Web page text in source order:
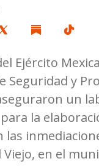
Ejército
Seguridad y
un
la
las
Viejo, en el